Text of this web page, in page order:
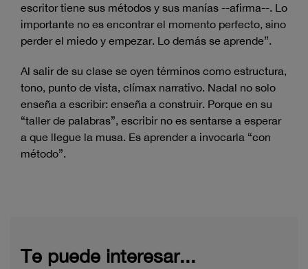
escritor tiene sus métodos y sus manías --afirma--. Lo
importante no es encontrar el momento perfecto, sino
perder el miedo y empezar. Lo demás se aprende”.
Al salir de su clase se oyen términos como estructura,
tono, punto de vista, clímax narrativo. Nadal no solo
enseña a escribir: enseña a construir. Porque en su
“taller de palabras”, escribir no es sentarse a esperar
a que llegue la musa. Es aprender a invocarla “con
método”.
Te puede interesar...